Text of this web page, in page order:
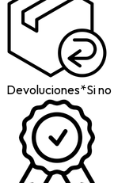
Devoluciones*Si